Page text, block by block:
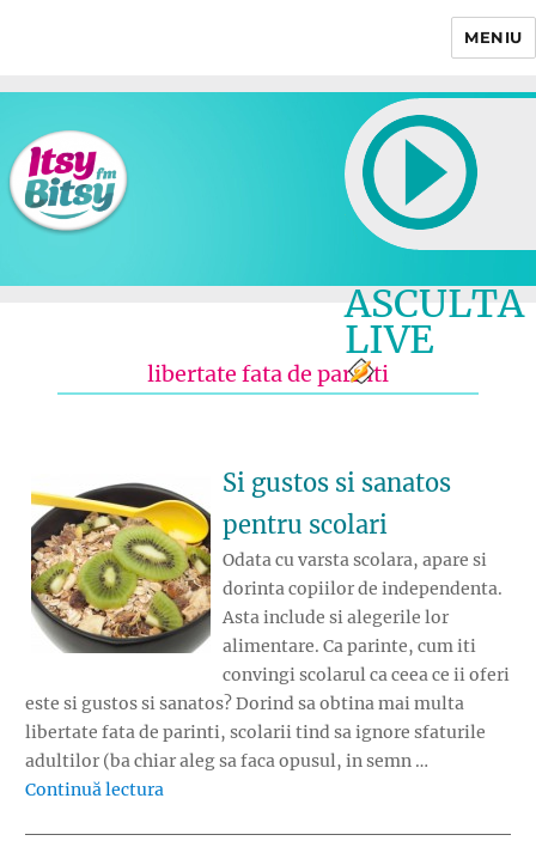
MENIU
ASCULTA
LIVE
libertate fata de parinti
Si gustos si sanatos
pentru scolari
Odata cu varsta scolara, apare si
dorinta copiilor de independenta.
Asta include si alegerile lor
alimentare. Ca parinte, cum iti
convingi scolarul ca ceea ce ii oferi
este si gustos si sanatos? Dorind sa obtina mai multa
libertate fata de parinti, scolarii tind sa ignore sfaturile
adultilor (ba chiar aleg sa faca opusul, in semn …
Continuă lectura